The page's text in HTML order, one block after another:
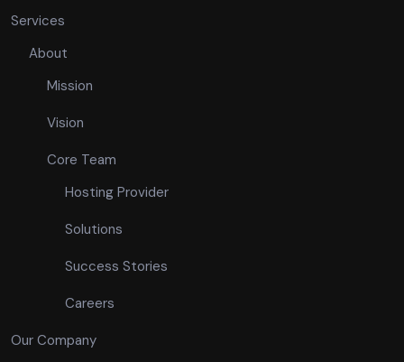
Services
About
Mission
Vision
Core Team
Hosting Provider
Solutions
Success Stories
Careers
Our Company